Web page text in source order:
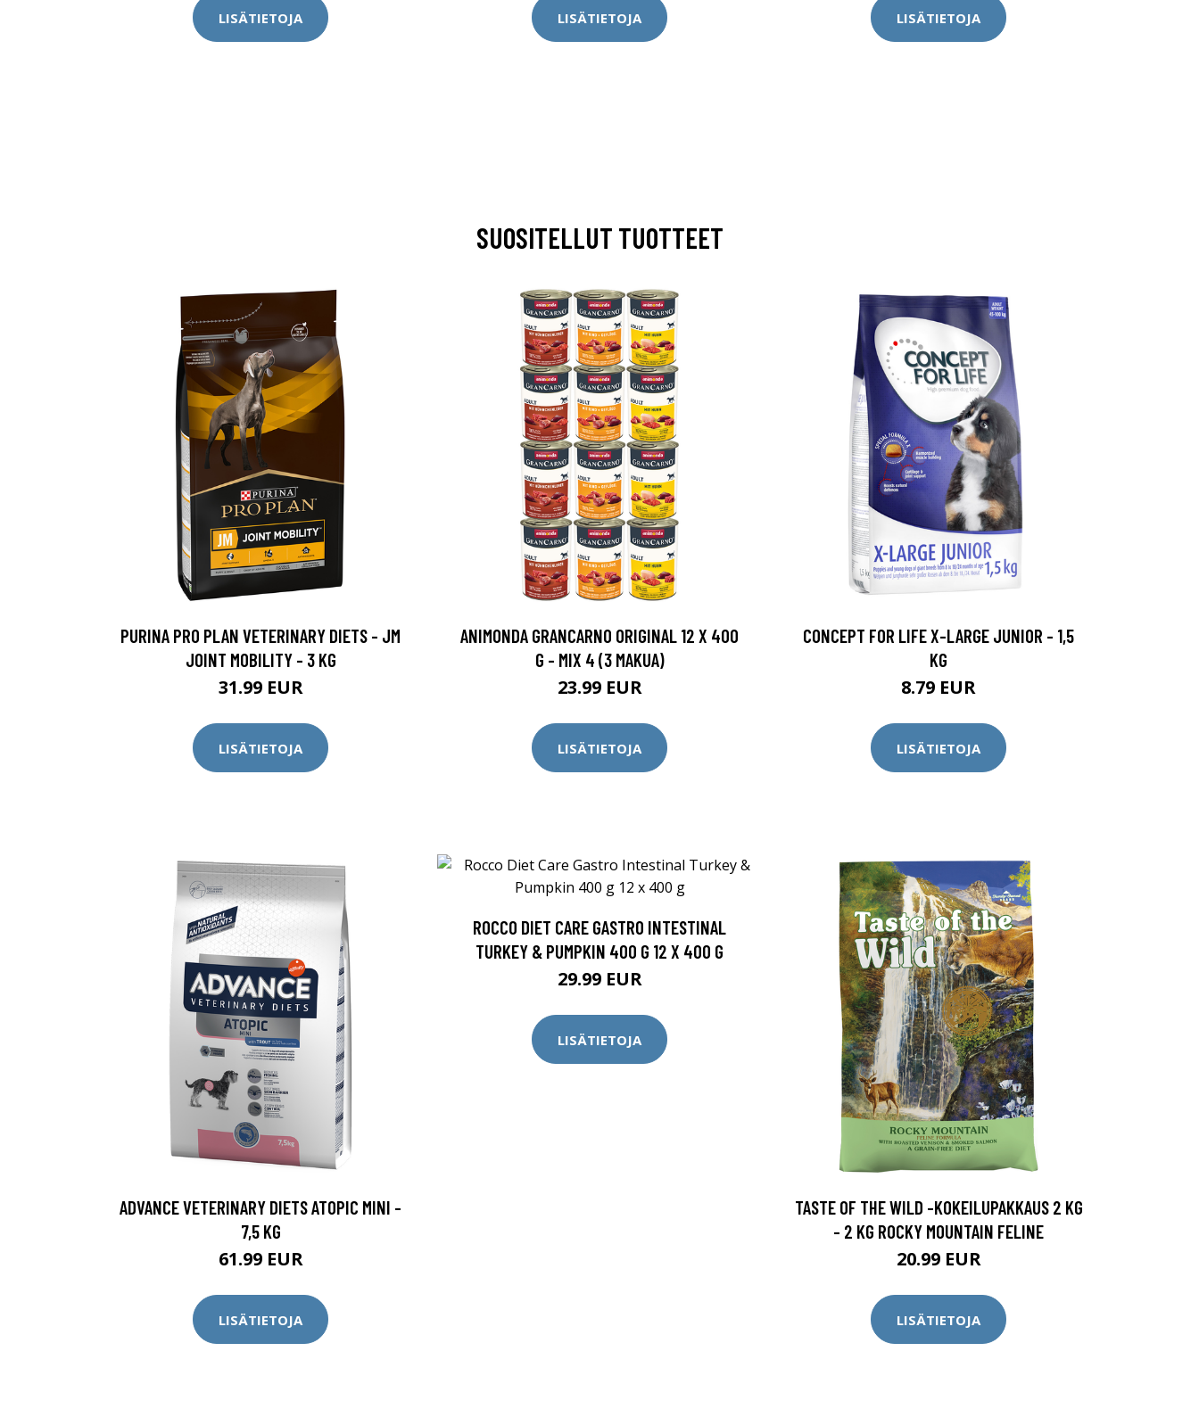
LISÄTIETOJA LISÄTIETOJA LISÄTIETOJA
SUOSITELLUT TUOTTEET
PURINA PRO PLAN VETERINARY DIETS - JM
JOINT MOBILITY - 3 KG
31.99 EUR
LISÄTIETOJA
ANIMONDA GRANCARNO ORIGINAL 12 X 400
G - MIX 4 (3 MAKUA)
23.99 EUR
LISÄTIETOJA
CONCEPT FOR LIFE X-LARGE JUNIOR - 1,5
KG
8.79 EUR
LISÄTIETOJA
ADVANCE VETERINARY DIETS ATOPIC MINI -
7,5 KG
61.99 EUR
LISÄTIETOJA
ROCCO DIET CARE GASTRO INTESTINAL
TURKEY & PUMPKIN 400 G 12 X 400 G
29.99 EUR
LISÄTIETOJA
TASTE OF THE WILD -KOKEILUPAKKAUS 2 KG
- 2 KG ROCKY MOUNTAIN FELINE
20.99 EUR
LISÄTIETOJA